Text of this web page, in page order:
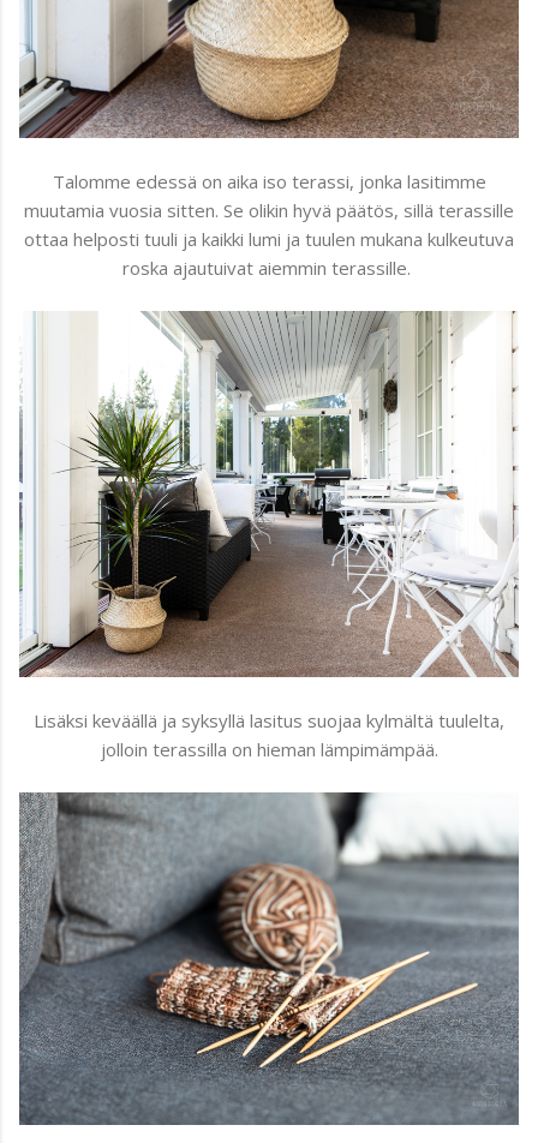
Talomme edessä on aika iso terassi, jonka lasitimme
muutamia vuosia sitten. Se olikin hyvä päätös, sillä terassille
ottaa helposti tuuli ja kaikki lumi ja tuulen mukana kulkeutuva
roska ajautuivat aiemmin terassille.
Lisäksi keväällä ja syksyllä lasitus suojaa kylmältä tuulelta,
jolloin terassilla on hieman lämpimämpää.